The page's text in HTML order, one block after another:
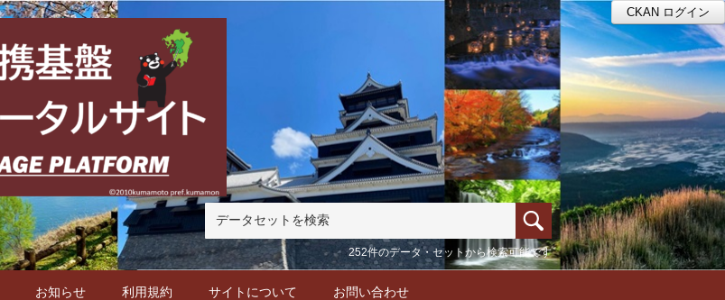
CKAN ログイン
252件のデータ・セットから検索可能です
お知らせ 利用規約 サイトについて お問い合わせ